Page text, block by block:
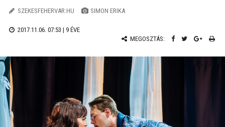
SZEKESFEHERVAR.HU SIMON ERIKA
2017.11.06. 07:53 | 9 ÉVE
MEGOSZTÁS: